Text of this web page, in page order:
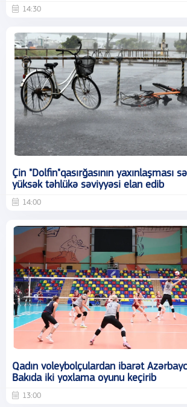
14:30
Çin "Dolfin"qasırğasının yaxınlaşması
yüksək təhlükə səviyyəsi elan edib
14:00
Qadın voleybolçulardan ibarət
Bakıda iki yoxlama oyunu keçirib
13:00